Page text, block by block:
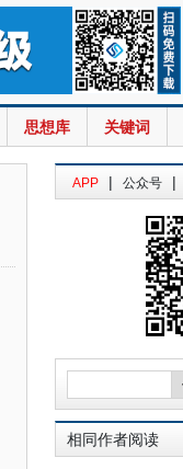
思想库 关键词
APP | 公众号 |
相同作者阅读